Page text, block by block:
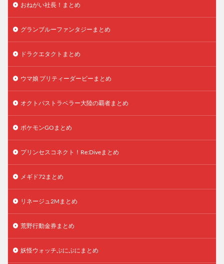
おねがい社長！まとめ
グランブルーファンタジーまとめ
ドラクエタクトまとめ
ウマ娘 プリティーダービーまとめ
オクトパストラベラー大陸の覇者まとめ
ポケモンGOまとめ
プリンセスコネクト！Re:Diveまとめ
メギド72まとめ
リネージュ2Mまとめ
荒野行動金券まとめ
妖怪ウォッチぷにぷにまとめ